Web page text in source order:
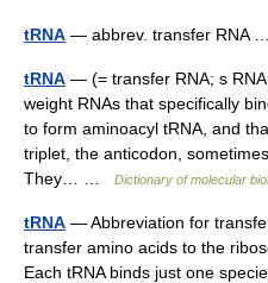
tRNA — abbrev. transfer RNA
tRNA — (= transfer RNA; s
weight RNAs that specifically
to form aminoacyl tRNA, and
triplet, the anticodon,
They… …
Dictionary of molecular
tRNA — Abbreviation for
transfer amino acids to the
Each tRNA binds just one